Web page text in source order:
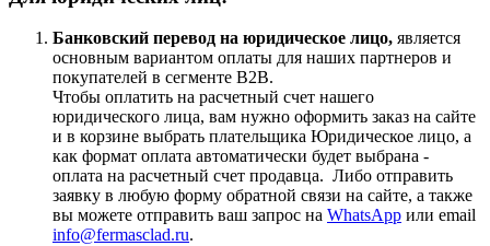
Банковский перевод на юридическое лицо, является
основным вариантом оплаты для наших партнеров и
покупателей в сегменте B2B.
Чтобы оплатить на расчетный счет нашего
юридического лица, вам нужно оформить заказ на сайте
и в корзине выбрать плательщика Юридическое лицо, а
как формат оплата автоматически будет выбрана -
оплата на расчетный счет продавца. Либо отправить
заявку в любую форму обратной связи на сайте, а также
вы можете отправить ваш запрос на WhatsApp или email
info@fermasclad.ru.